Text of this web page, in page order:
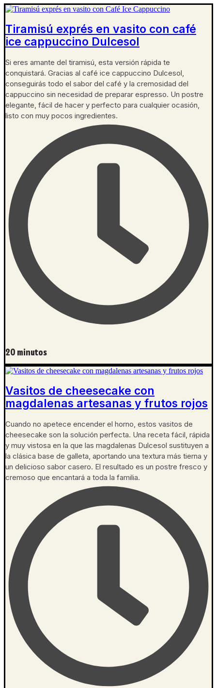
Tiramisú exprés en vasito con café
ice cappuccino Dulcesol
Si eres amante del tiramisú, esta versión rápida te
conquistará. Gracias al café ice cappuccino Dulcesol,
conseguirás todo el sabor del café y la cremosidad del
cappuccino sin necesidad de preparar espresso. Un postre
elegante, fácil de hacer y perfecto para cualquier ocasión,
listo con muy pocos ingredientes.
20 minutos
Vasitos de cheesecake con
magdalenas artesanas y frutos rojos
Cuando no apetece encender el horno, estos vasitos de
cheesecake son la solución perfecta. Una receta fácil, rápida
y muy vistosa en la que las magdalenas Dulcesol sustituyen a
la clásica base de galleta, aportando una textura más tierna y
un delicioso sabor casero. El resultado es un postre fresco y
cremoso que encantará a toda la familia.